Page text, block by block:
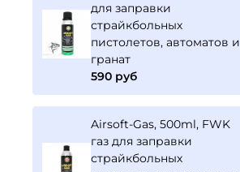
для заправки
страйкбольных
пистолетов, автоматов и
гранат
590 руб
Airsoft-Gas, 500ml, FWK
газ для заправки
страйкбольных